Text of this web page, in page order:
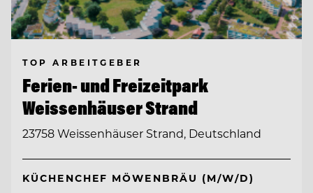
TOP ARBEITGEBER
Ferien- und Freizeitpark
Weissenhäuser Strand
23758 Weissenhäuser Strand, Deutschland
KÜCHENCHEF MÖWENBRÄU (M/W/D)